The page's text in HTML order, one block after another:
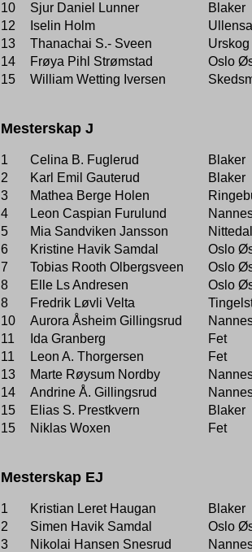
10
Sjur Daniel Lunner
Blaker
12
Iselin Holm
13
Thanachai S.- Sveen
Urskog
14
Frøya Pihl Strømstad
Oslo
15
William Wetting Iversen
Mesterskap J
1 Celina B. Fuglerud
Blaker
2
Karl Emil Gauterud
Blaker
3
Mathea Berge Holen
4
Leon Caspian Furulund
5
Mia Sandviken Jansson
Nittedal
6
Kristine Havik Samdal
Oslo
7
Tobias Rooth Olbergsveen
Oslo
8
Elle Ls Andresen
Oslo
8
Fredrik Løvli Velta
10
Aurora Åsheim Gillingsrud
11
Ida Granberg
Fet
11
Leon A. Thorgersen
Fet
13
Marte Røysum Nordby
14
Andrine Å. Gillingsrud
15
Elias S. Prestkvern
Blaker
15
Niklas Woxen Fet
Mesterskap EJ
1 Kristian Leret Haugan
Blaker
2
Simen Havik Samdal
Oslo
3
Nikolai Hansen Snesrud